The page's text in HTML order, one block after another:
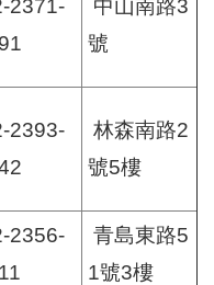
2371-
中山南路3
號
2393-
林森南路2
號5樓
2356-
青島東路5
1號3樓